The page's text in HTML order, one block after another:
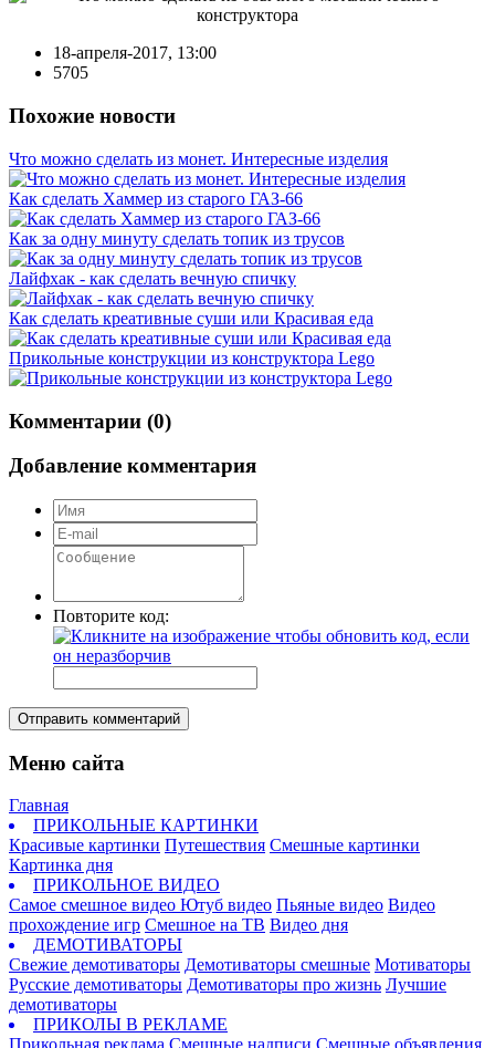
18-апреля-2017, 13:00
5705
Похожие новости
Что можно сделать из монет. Интересные изделия
Как сделать Хаммер из старого ГАЗ-66
Как за одну минуту сделать топик из трусов
Лайфхак - как сделать вечную спичку
Как сделать креативные суши или Красивая еда
Прикольные конструкции из конструктора Lego
Комментарии (0)
Добавление комментария
Повторите код:
Отправить комментарий
Меню сайта
Главная
ПРИКОЛЬНЫЕ КАРТИНКИ
Красивые картинки Путешествия Смешные картинки
Картинка дня
ПРИКОЛЬНОЕ ВИДЕО
Самое смешное видео Ютуб видео Пьяные видео Видео
прохождение игр Смешное на ТВ Видео дня
ДЕМОТИВАТОРЫ
Свежие демотиваторы Демотиваторы смешные Мотиваторы
Русские демотиваторы Демотиваторы про жизнь Лучшие
демотиваторы
ПРИКОЛЫ В РЕКЛАМЕ